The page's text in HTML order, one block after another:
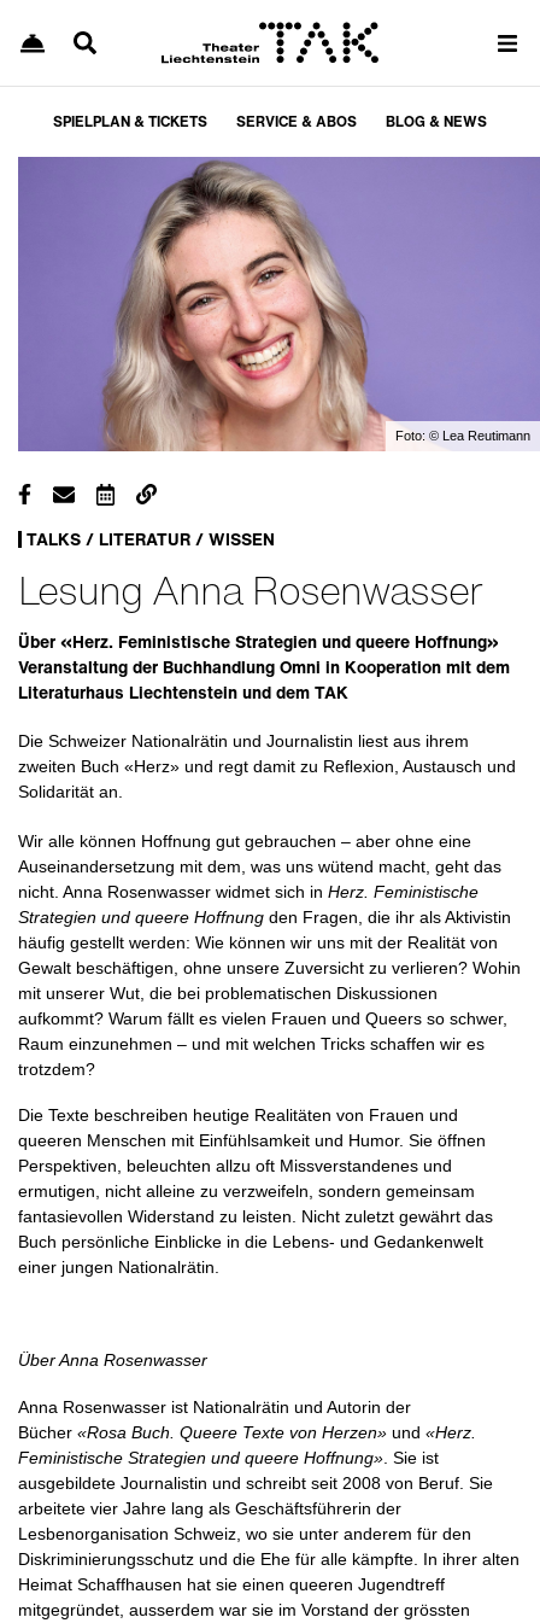
SPIELPLAN & TICKETS SERVICE & ABOS BLOG & NEWS
Foto: © Lea Reutimann
TALKS / LITERATUR / WISSEN
Lesung Anna Rosenwasser
Über «Herz. Feministische Strategien und queere Hoffnung»
Veranstaltung der Buchhandlung Omni in Kooperation mit dem
Literaturhaus Liechtenstein und dem TAK
Die Schweizer Nationalrätin und Journalistin liest aus ihrem
zweiten Buch «Herz» und regt damit zu Reflexion, Austausch und
Solidarität an.
Wir alle können Hoffnung gut gebrauchen – aber ohne eine
Auseinandersetzung mit dem, was uns wütend macht, geht das
nicht. Anna Rosenwasser widmet sich in Herz. Feministische
Strategien und queere Hoffnung den Fragen, die ihr als Aktivistin
häufig gestellt werden: Wie können wir uns mit der Realität von
Gewalt beschäftigen, ohne unsere Zuversicht zu verlieren? Wohin
mit unserer Wut, die bei problematischen Diskussionen
aufkommt? Warum fällt es vielen Frauen und Queers so schwer,
Raum einzunehmen – und mit welchen Tricks schaffen wir es
trotzdem?
Die Texte beschreiben heutige Realitäten von Frauen und
queeren Menschen mit Einfühlsamkeit und Humor. Sie öffnen
Perspektiven, beleuchten allzu oft Missverstandenes und
ermutigen, nicht alleine zu verzweifeln, sondern gemeinsam
fantasievollen Widerstand zu leisten. Nicht zuletzt gewährt das
Buch persönliche Einblicke in die Lebens- und Gedankenwelt
einer jungen Nationalrätin.
Über Anna Rosenwasser
Anna Rosenwasser ist Nationalrätin und Autorin der
Bücher «Rosa Buch. Queere Texte von Herzen» und «Herz.
Feministische Strategien und queere Hoffnung» . Sie ist
ausgebildete Journalistin und schreibt seit 2008 von Beruf. Sie
arbeitete vier Jahre lang als Geschäftsführerin der
Lesbenorganisation Schweiz, wo sie unter anderem für den
Diskriminierungsschutz und die Ehe für alle kämpfte. In ihrer alten
Heimat Schaffhausen hat sie einen queeren Jugendtreff
mitgegründet, ausserdem war sie im Vorstand der grössten